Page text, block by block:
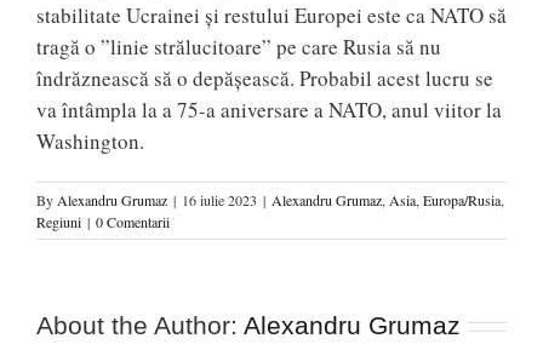
stabilitate Ucrainei și restului Europei este ca NATO să
tragă o ”linie strălucitoare” pe care Rusia să nu
îndrăznească să o depășească. Probabil acest lucru se
va întâmpla la a 75-a aniversare a NATO, anul viitor la
Washington.
By Alexandru Grumaz | 16 iulie 2023 | Alexandru Grumaz, Asia, Europa/Rusia,
Regiuni | 0 Comentarii
About the Author: Alexandru Grumaz